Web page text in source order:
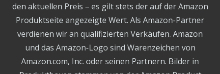
den aktuellen Preis – es gilt stets der auf der Amazon
Produktseite angezeigte Wert. Als Amazon-Partner
verdienen wir an qualifizierten Verkäufen. Amazon
und das Amazon-Logo sind Warenzeichen von
Amazon.com, Inc. oder seinen Partnern. Bilder in